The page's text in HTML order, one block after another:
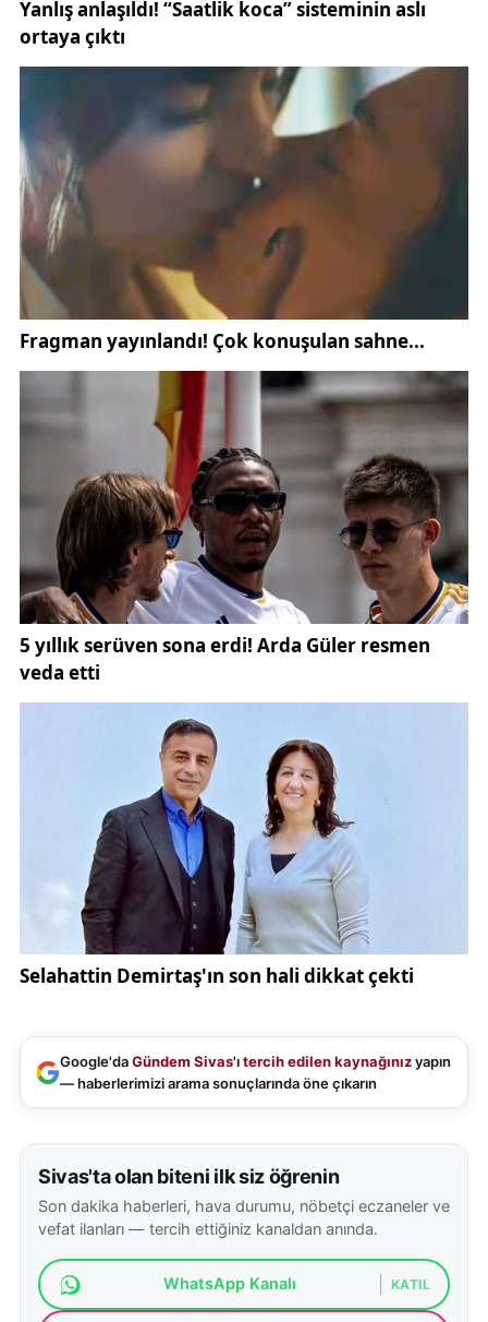
vermek için ellerinden geleni yaptıklarını ifade
ediyor. Taraftarın desteği ve oyuncuların
performansı birleştiğinde, Galatasaray'ın Avrupa'da
zorlu rakiplere karşı önemli sonuçlar almasının önü
açılıyor.
Google'daGündem Sivas'ıtercih edilen kaynağınızyapın
— haberlerimizi arama sonuçlarında öne çıkarın
Sivas'ta olan biteni ilk siz öğrenin
Son dakika haberleri, hava durumu, nöbetçi eczaneler ve
vefat ilanları — tercih ettiğiniz kanaldan anında.
WhatsApp Kanalı KATIL